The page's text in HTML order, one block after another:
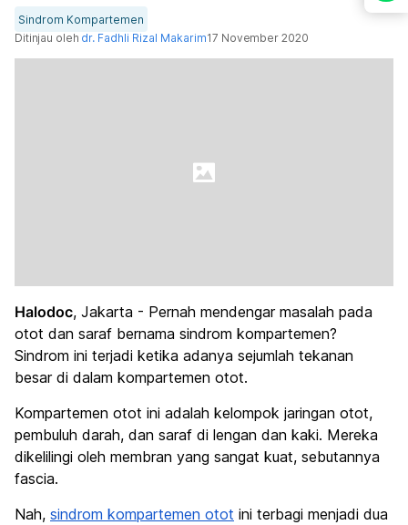
Sindrom Kompartemen
Ditinjau oleh dr. Fadhli Rizal Makarim17 November 2020
Halodoc, Jakarta - Pernah mendengar masalah pada
otot dan saraf bernama sindrom kompartemen?
Sindrom ini terjadi ketika adanya sejumlah tekanan
besar di dalam kompartemen otot.
Kompartemen otot ini adalah kelompok jaringan otot,
pembuluh darah, dan saraf di lengan dan kaki. Mereka
dikelilingi oleh membran yang sangat kuat, sebutannya
fascia.
Nah, sindrom kompartemen otot ini terbagi menjadi dua